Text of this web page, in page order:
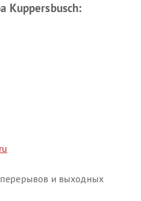
Kuppersbusch:
и выходных